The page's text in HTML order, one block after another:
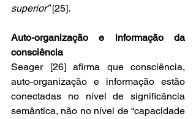
superior” [25].
Auto-organização e informação da
consciência
Seager [26] afirma que consciência,
auto-organização e informação estão
conectadas no nível de significância
semântica, não no nível de “capacidade